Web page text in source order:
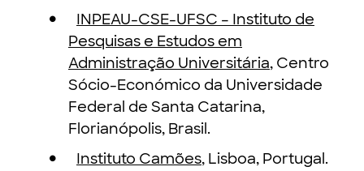
INPEAU-CSE-UFSC – Instituto de
Pesquisas e Estudos em
Administração Universitária, Centro
Sócio-Económico da Universidade
Federal de Santa Catarina,
Florianópolis, Brasil.
Instituto Camões, Lisboa, Portugal.